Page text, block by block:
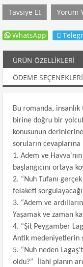
Tavsiye Et Yorum
WhatsApp
ÜRÜN ÖZELLIKLERI
ÖDEME SEÇENEKLERI
Bu romanda,
birine doğru bir
konusunun
soruların cevaplarına
1. Adem ve
başlangıcını ortaya
2. “Nuh Tufanı
felaketi
3. “Adem ve
Yaşamak ve zaman
4. “Şit Peygamber
Antik medeniyetlerin
5. “Nuh neden
oldu?” İlahi planın